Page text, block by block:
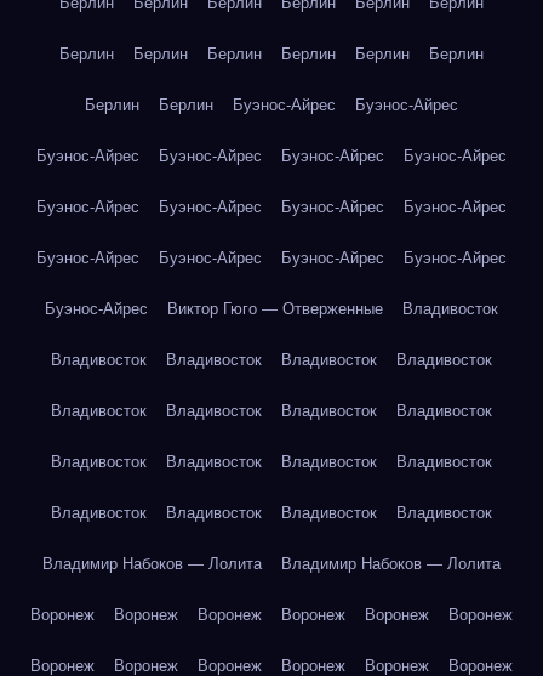
Берлин Берлин Берлин Берлин Берлин Берлин
Берлин Берлин Буэнос-Айрес Буэнос-Айрес
Буэнос-Айрес Буэнос-Айрес Буэнос-Айрес Буэнос-Айрес
Буэнос-Айрес Буэнос-Айрес Буэнос-Айрес Буэнос-Айрес
Буэнос-Айрес Буэнос-Айрес Буэнос-Айрес Буэнос-Айрес
Буэнос-Айрес Виктор Гюго — Отверженные Владивосток
Владивосток Владивосток Владивосток Владивосток
Владивосток Владивосток Владивосток Владивосток
Владивосток Владивосток Владивосток Владивосток
Владивосток Владивосток Владивосток Владивосток
Владимир Набоков — Лолита Владимир Набоков — Лолита
Воронеж Воронеж Воронеж Воронеж Воронеж Воронеж
Воронеж Воронеж Воронеж Воронеж Воронеж Воронеж